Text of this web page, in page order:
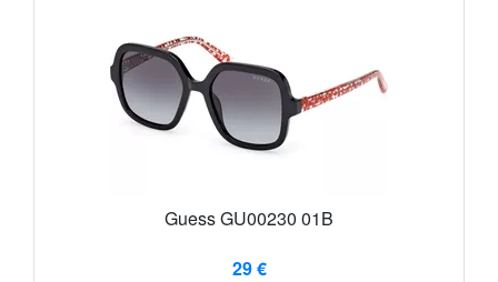
Guess GU00230 01B
29 €